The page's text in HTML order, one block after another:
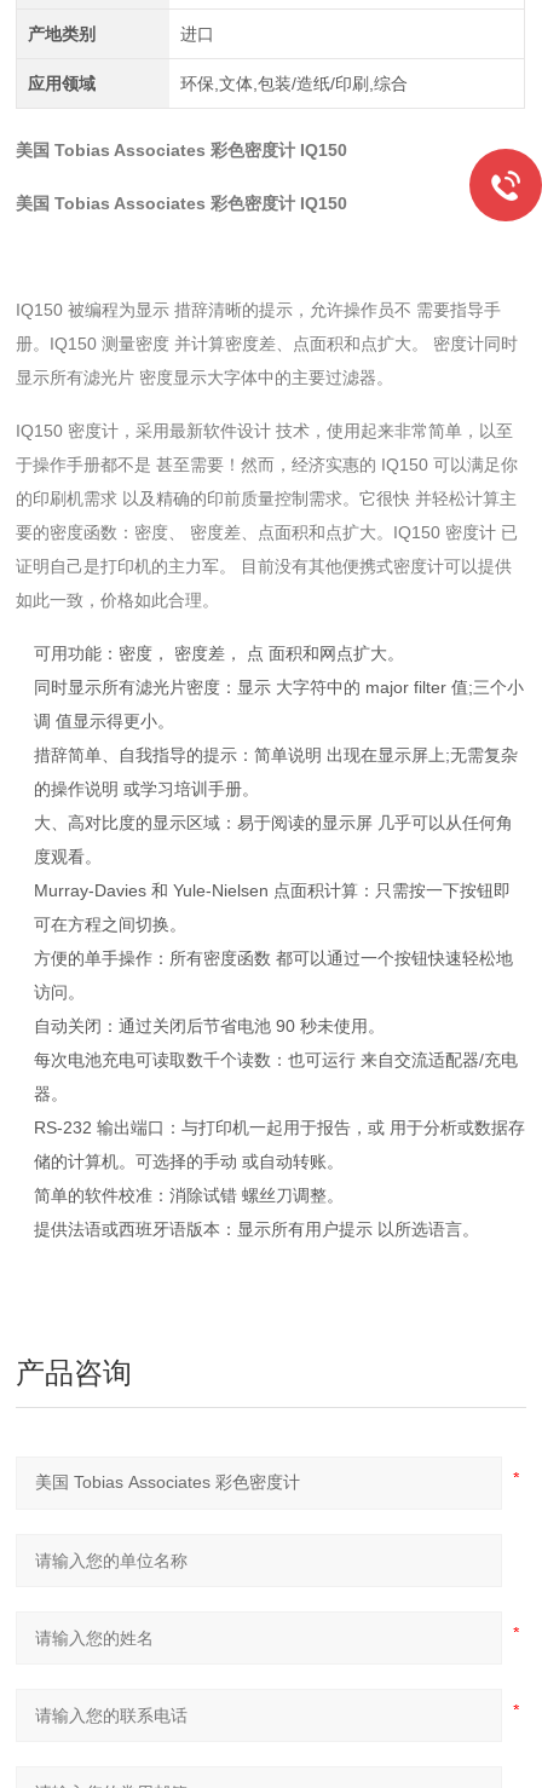
产地类别 进口
应用领域 环保,文体,包装/造纸/印刷,综合
美国 Tobias Associates 彩色密度计 IQ150
美国 Tobias Associates 彩色密度计 IQ150
IQ150 被编程为显示 措辞清晰的提示，允许操作员不 需要指导手
册。IQ150 测量密度 并计算密度差、点面积和点扩大。 密度计同时
显示所有滤光片 密度显示大字体中的主要过滤器。
IQ150 密度计，采用最新软件设计 技术，使用起来非常简单，以至
于操作手册都不是 甚至需要！然而，经济实惠的 IQ150 可以满足你
的印刷机需求 以及精确的印前质量控制需求。它很快 并轻松计算主
要的密度函数：密度、 密度差、点面积和点扩大。IQ150 密度计 已
证明自己是打印机的主力军。 目前没有其他便携式密度计可以提供
如此一致，价格如此合理。
可用功能：密度 ， 密度差， 点 面积和网点扩大。
同时显示所有滤光片密度： 显示 大字符中的 major filter 值;三个小
调 值显示得更小。
措辞简单、自我指导的提示：简单说明 出现在显示屏上;无需复杂
的操作说明 或学习培训手册。
大、高对比度的显示区域：易于阅读的显示屏 几乎可以从任何角
度观看。
Murray-Davies 和 Yule-Nielsen 点面积计算： 只需按一下按钮即
可在方程之间切换。
方便的单手操作： 所有密度函数 都可以通过一个按钮快速轻松地
访问。
自动关闭：通过关闭后节省电池 90 秒未使用。
每次电池充电可读取数千个读数：也可运行 来自交流适配器/充电
器。
RS-232 输出端口：与打印机一起用于报告，或 用于分析或数据存
储的计算机。可选择的手动 或自动转账。
简单的软件校准：消除试错 螺丝刀调整。
提供法语或西班牙语版本： 显示所有用户提示 以所选语言。
产品咨询